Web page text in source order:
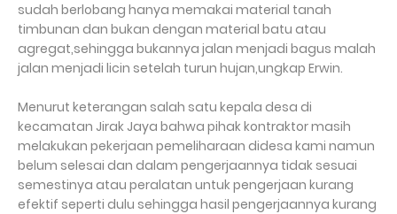
sudah berlobang hanya memakai material tanah
timbunan dan bukan dengan material batu atau
agregat,sehingga bukannya jalan menjadi bagus malah
jalan menjadi licin setelah turun hujan,ungkap Erwin.
Menurut keterangan salah satu kepala desa di
kecamatan Jirak Jaya bahwa pihak kontraktor masih
melakukan pekerjaan pemeliharaan didesa kami namun
belum selesai dan dalam pengerjaannya tidak sesuai
semestinya atau peralatan untuk pengerjaan kurang
efektif seperti dulu sehingga hasil pengerjaannya kurang